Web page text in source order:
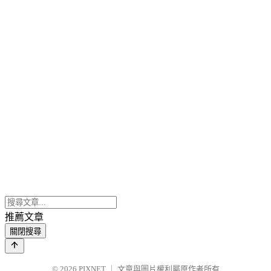
推薦文章
關閉搜尋
© 2026 PIXNET 文章與圖片權利屬原作者所有